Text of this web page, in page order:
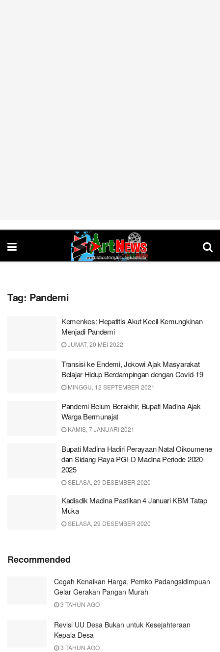
Tag: Pandemi
Kemenkes: Hepatitis Akut Kecil Kemungkinan
Menjadi Pandemi
JUMAT, 20 MEI 2022
Transisi ke Endemi, Jokowi Ajak Masyarakat
Belajar Hidup Berdampingan dengan Covid-19
MINGGU, 12 SEPTEMBER 2021
Pandemi Belum Berakhir, Bupati Madina Ajak
Warga Bermunajat
KAMIS, 7 JANUARI 2021
Bupati Madina Hadiri Perayaan Natal Oikoumene
dan Sidang Raya PGI-D Madina Periode 2020-
2025
SELASA, 29 DESEMBER 2020
Kadisdik Madina Pastikan 4 Januari KBM Tatap
Muka
SELASA, 29 DESEMBER 2020
Recommended
Cegah Kenaikan Harga, Pemko Padangsidimpuan
Gelar Gerakan Pangan Murah
3 TAHUN AGO
Revisi UU Desa Bukan untuk Kesejahteraan
Kepala Desa
3 TAHUN AGO